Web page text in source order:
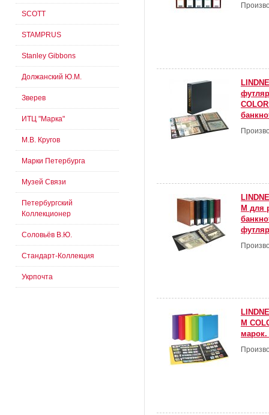
M для
M
марок.
SCOTT
STAMPRUS
Stanley Gibbons
Должанский Ю.М.
Зверев
ИТЦ "Марка"
М.В. Кругов
Марки Петербурга
Музей Связи
Петербургский
Коллекционер
Соловьёв В.Ю.
Стандарт-Коллекция
Укрпочта